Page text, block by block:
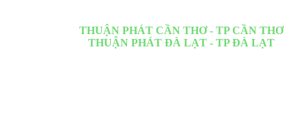
THUẬN PHÁT CẦN THƠ - TP CẦN THƠ
THUẬN PHÁT ĐÀ LẠT - TP ĐÀ LẠT